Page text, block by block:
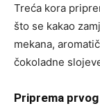
Treća kora
što se kakao
mekana,
čokoladne
Priprema